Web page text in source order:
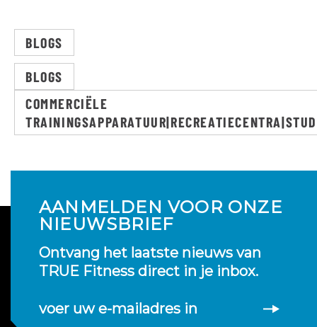
BLOGS
BLOGS
COMMERCIËLE
AANMELDEN VOOR ONZE
NIEUWSBRIEF
Ontvang het laatste nieuws van
TRUE Fitness direct in je inbox.
voer uw e-mailadres in